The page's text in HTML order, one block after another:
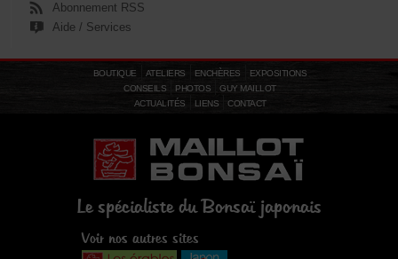
Abonnement RSS
Aide / Services
BOUTIQUE ATELIERS ENCHÈRES
EXPOSITIONS
CONSEILS
PHOTOS
GUY MAILLOT
ACTUALITÉS
LIENS CONTACT
Le spécialiste du Bonsaï japonais
Voir nos autres sites